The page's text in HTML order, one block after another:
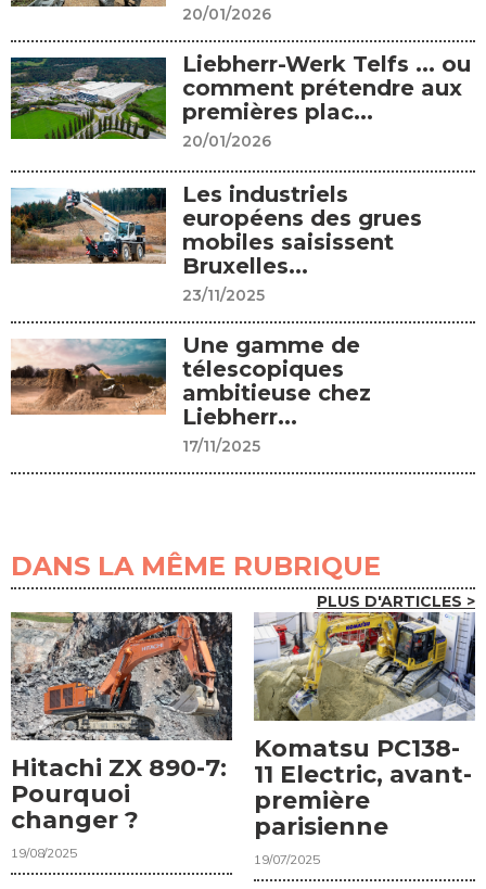
20/01/2026
Liebherr-Werk Telfs ... ou
comment prétendre aux
premières plac...
20/01/2026
Les industriels
européens des grues
mobiles saisissent
Bruxelles...
23/11/2025
Une gamme de
télescopiques
ambitieuse chez
Liebherr...
17/11/2025
DANS LA MÊME RUBRIQUE
PLUS D'ARTICLES >
Hitachi ZX 890-7:
Pourquoi
changer ?
19/08/2025
Komatsu PC138-
11 Electric, avant-
première
parisienne
19/07/2025